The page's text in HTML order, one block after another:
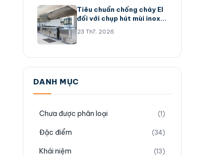
Tiêu chuẩn chống cháy EI
đối với chụp hút mùi inox
23 Th7, 2026
DANH MỤC
Chưa được phân loại (1)
Đặc điểm (34)
Khái niệm (13)